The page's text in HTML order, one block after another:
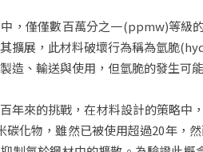
，僅僅數百萬分之一(ppmw)等級
擴展，此材料破壞行為稱為氫脆
造、輸送與使用，但氫脆的發生可
年來的挑戰，在材料設計的策略
碳化物，雖然已被使用超過20年，